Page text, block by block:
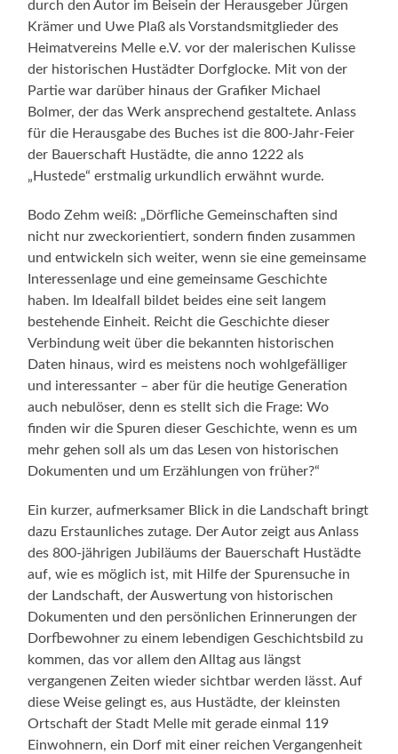
durch den Autor im Beisein der Herausgeber Jürgen
Krämer und Uwe Plaß als Vorstandsmitglieder des
Heimatvereins Melle e.V. vor der malerischen Kulisse
der historischen Hustädter Dorfglocke. Mit von der
Partie war darüber hinaus der Grafiker Michael
Bolmer, der das Werk ansprechend gestaltete. Anlass
für die Herausgabe des Buches ist die 800-Jahr-Feier
der Bauerschaft Hustädte, die anno 1222 als
„Hustede“ erstmalig urkundlich erwähnt wurde.
Bodo Zehm weiß: „Dörfliche Gemeinschaften sind
nicht nur zweckorientiert, sondern finden zusammen
und entwickeln sich weiter, wenn sie eine gemeinsame
Interessenlage und eine gemeinsame Geschichte
haben. Im Idealfall bildet beides eine seit langem
bestehende Einheit. Reicht die Geschichte dieser
Verbindung weit über die bekannten historischen
Daten hinaus, wird es meistens noch wohlgefälliger
und interessanter – aber für die heutige Generation
auch nebulöser, denn es stellt sich die Frage: Wo
finden wir die Spuren dieser Geschichte, wenn es um
mehr gehen soll als um das Lesen von historischen
Dokumenten und um Erzählungen von früher?“
Ein kurzer, aufmerksamer Blick in die Landschaft bringt
dazu Erstaunliches zutage. Der Autor zeigt aus Anlass
des 800-jährigen Jubiläums der Bauerschaft Hustädte
auf, wie es möglich ist, mit Hilfe der Spurensuche in
der Landschaft, der Auswertung von historischen
Dokumenten und den persönlichen Erinnerungen der
Dorfbewohner zu einem lebendigen Geschichtsbild zu
kommen, das vor allem den Alltag aus längst
vergangenen Zeiten wieder sichtbar werden lässt. Auf
diese Weise gelingt es, aus Hustädte, der kleinsten
Ortschaft der Stadt Melle mit gerade einmal 119
Einwohnern, ein Dorf mit einer reichen Vergangenheit